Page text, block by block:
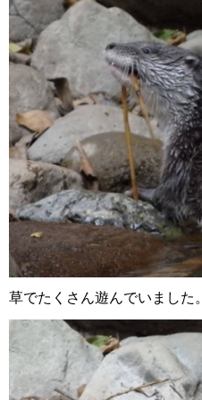
草でたくさん遊んでいました。